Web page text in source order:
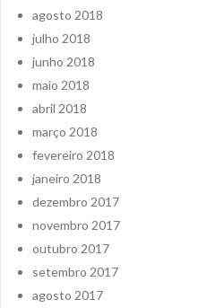
agosto 2018
julho 2018
junho 2018
maio 2018
abril 2018
março 2018
fevereiro 2018
janeiro 2018
dezembro 2017
novembro 2017
outubro 2017
setembro 2017
agosto 2017